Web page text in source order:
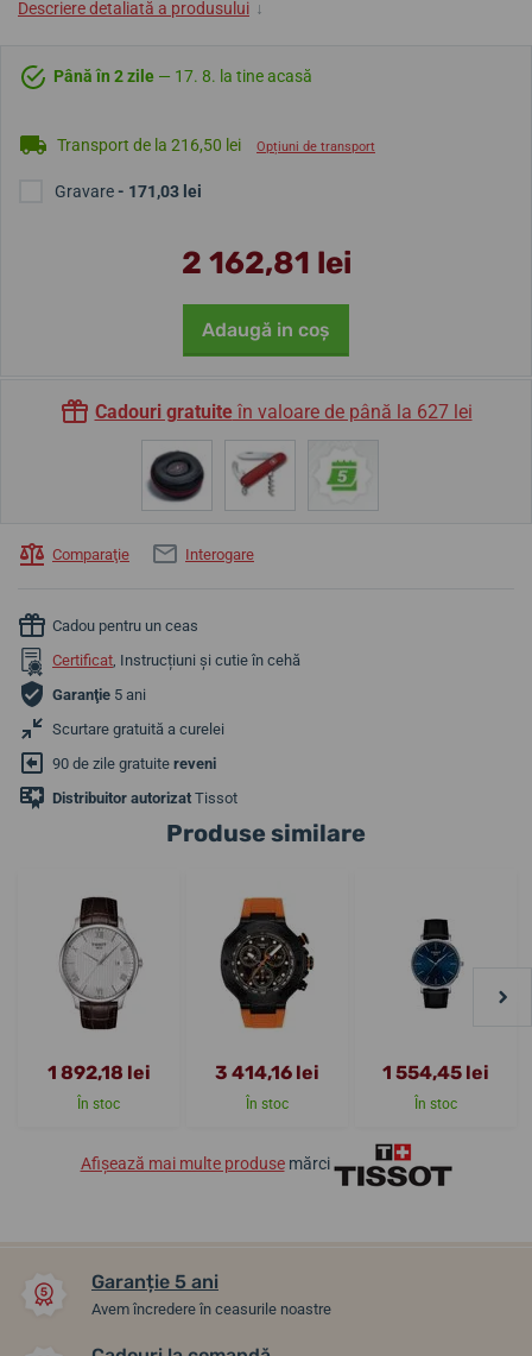
Descriere detaliată a produsului ↓
Până în 2 zile — 17. 8. la tine acasă
Transport de la 216,50 lei Opțiuni de transport
Gravare- 171,03 lei
2 162,81 lei
Adaugă in coş
Cadouri gratuiteîn valoare de până la 627 lei
Comparaţie Interogare
Cadou pentru un ceas
Certificat, Instrucțiuni și cutie în cehă
Garanţie 5 ani
Scurtare gratuită a curelei
90 de zile gratuite reveni
Distribuitor autorizat Tissot
Produse similare
1 892,18 lei
În stoc
3 414,16 lei
În stoc
1 554,45 lei
În stoc
Afișează mai multe produsemărci
Garanție 5 ani
Avem încredere în ceasurile noastre